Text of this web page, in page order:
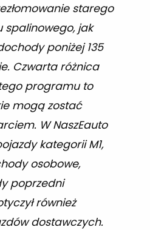
starego
spalinowego, jak
poniżej 135
Czwarta różnica
programu to
mogą zostać
W NaszEauto
kategorii M1,
osobowe,
poprzedni
również
dostawczych.